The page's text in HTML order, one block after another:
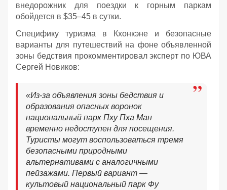
внедорожник для поездки к горным паркам
обойдется в $35–45 в сутки.
Специфику туризма в Кхонкэне и безопасные
варианты для путешествий на фоне объявленной
зоны бедствия прокомментировал эксперт по ЮВА
Сергей Новиков:
«Из-за объявления зоны бедствия и
образования опасных воронок
национальный парк Пху Пха Ман
временно недоступен для посещения.
Туристы могут воспользоваться тремя
безопасными природными
альтернативами с аналогичными
пейзажами. Первый вариант —
культовый национальный парк Фу